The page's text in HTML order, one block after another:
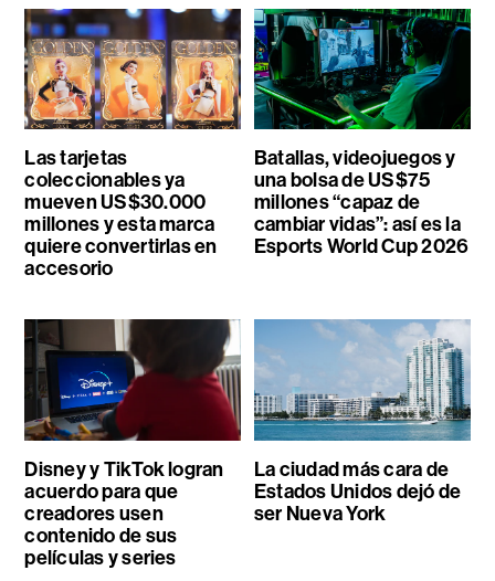
Las tarjetas
coleccionables ya
mueven US$30.000
millones y esta marca
quiere convertirlas en
accesorio
Batallas, videojuegos y
una bolsa de US$75
millones “capaz de
cambiar vidas”: así es la
Esports World Cup 2026
Disney y TikTok logran
acuerdo para que
creadores usen
contenido de sus
películas y series
La ciudad más cara de
Estados Unidos dejó de
ser Nueva York